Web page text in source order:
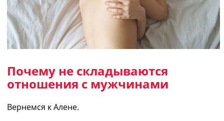
Почему не складываются
отношения с мужчинами
Вернемся к Алене.